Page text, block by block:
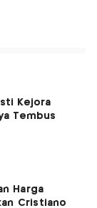
Kejora
Tembus
Harga
Cristiano